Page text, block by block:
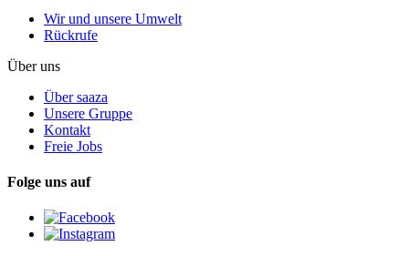
Wir und unsere Umwelt
Rückrufe
Über uns
Über saaza
Unsere Gruppe
Kontakt
Freie Jobs
Folge uns auf